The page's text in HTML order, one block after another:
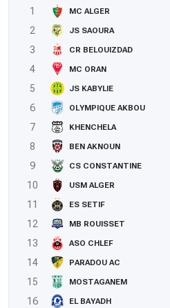
1 MC ALGER
2
JS SAOURA
3
CR BELOUIZDAD
4
MC ORAN
5
JS KABYLIE
6
OLYMPIQUE AKBOU
7
KHENCHELA
8
BEN AKNOUN
9
CS CONSTANTINE
10
USM ALGER
11
ES SETIF
12
MB ROUISSET
13
ASO CHLEF
14
PARADOU AC
15
MOSTAGANEM
16
EL BAYADH